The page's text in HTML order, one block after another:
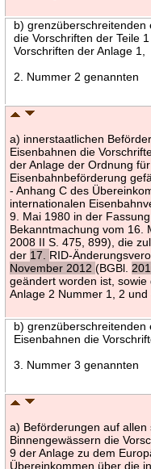
b)
die Vorschriften der Teile
Vorschriften der Anlage 1,
2. Nummer 2 genannten
a) innerstaatlichen
Eisenbahnen die
der Anlage der Ordnung
Eisenbahnbeförderung
- Anhang C des
internationalen
9. Mai 1980 in der
Bekanntmachung vom 16.
2008 II S. 475, 899), die
der 17. RID-
November 2012(BGBl.
geändert worden ist,
Anlage 2 Nummer 1, 2 und
b)
Eisenbahnen die
3. Nummer 3 genannten
a) Beförderungen auf allen
Binnengewässern die
9 der Anlage zu dem
Übereinkommen über die